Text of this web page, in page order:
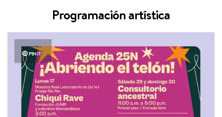
Programación artística
PIN IT